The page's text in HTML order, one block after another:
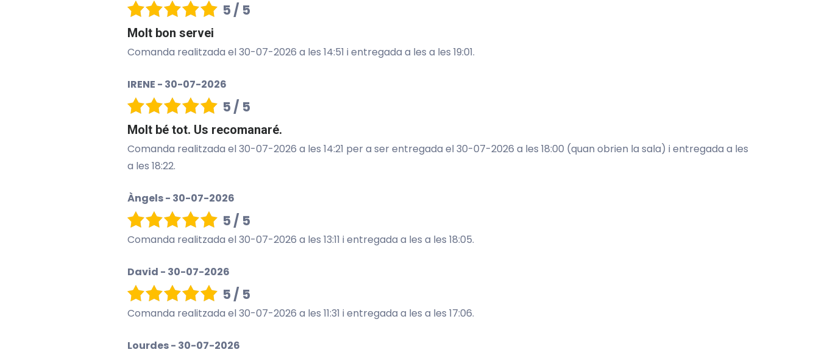
5 / 5
Molt bon servei
Comanda realitzada el 30-07-2026 a les 14:51 i entregada a les a les 19:01.
IRENE - 30-07-2026
5 / 5
Molt bé tot. Us recomanaré.
Comanda realitzada el 30-07-2026 a les 14:21 per a ser entregada el 30-07-2026 a les 18:00 (quan obrien la sala) i entregada a les
a les 18:22.
Àngels - 30-07-2026
5 / 5
Comanda realitzada el 30-07-2026 a les 13:11 i entregada a les a les 18:05.
David - 30-07-2026
5 / 5
Comanda realitzada el 30-07-2026 a les 11:31 i entregada a les a les 17:06.
Lourdes - 30-07-2026